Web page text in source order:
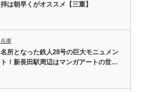
拝は朝早くがオススメ【三重】
兵庫
名所となった鉄人28号の巨大モニュメン
ト！新長田駅周辺はマンガアートの世…